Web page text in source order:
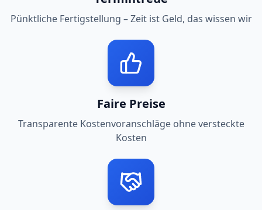
Pünktliche Fertigstellung – Zeit ist Geld, das wissen wir
Faire Preise
Transparente Kostenvoranschläge ohne versteckte
Kosten